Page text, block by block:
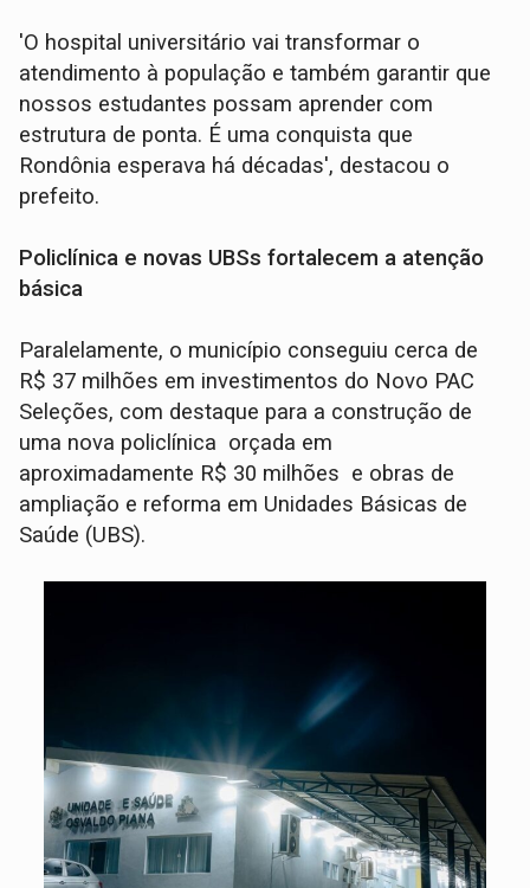
'O hospital universitário vai transformar o
atendimento à população e também garantir que
nossos estudantes possam aprender com
estrutura de ponta. É uma conquista que
Rondônia esperava há décadas', destacou o
prefeito.
Policlínica e novas UBSs fortalecem a atenção
básica
Paralelamente, o município conseguiu cerca de
R$ 37 milhões em investimentos do Novo PAC
Seleções, com destaque para a construção de
uma nova policlínica orçada em
aproximadamente R$ 30 milhões e obras de
ampliação e reforma em Unidades Básicas de
Saúde (UBS).